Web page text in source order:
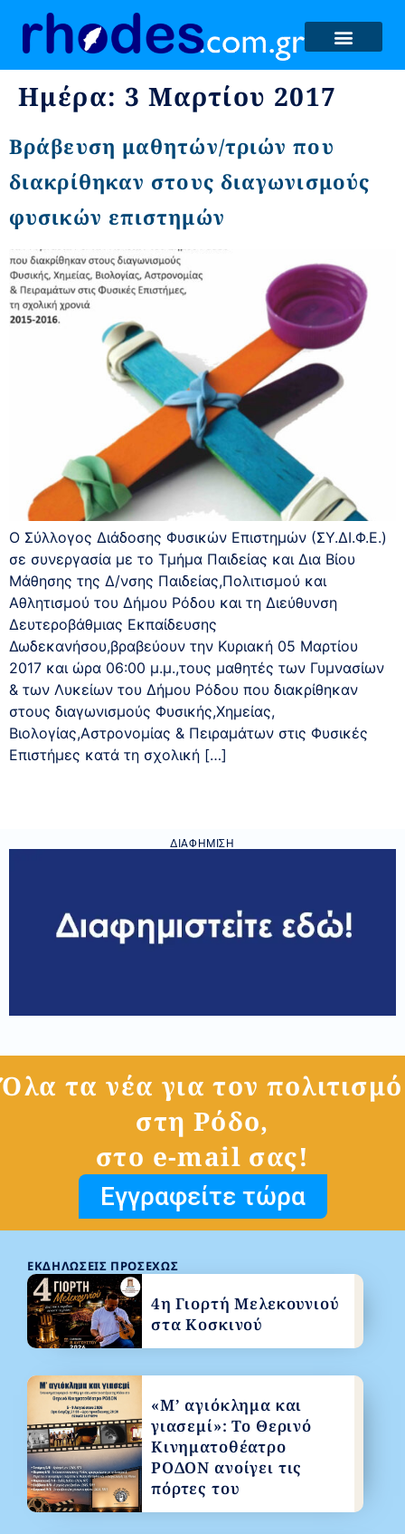
Ημέρα: 3 Μαρτίου 2017
Βράβευση μαθητών/τριών που
διακρίθηκαν στους διαγωνισμούς
φυσικών επιστημών
O Σύλλογος Διάδοσης Φυσικών Επιστημών (ΣΥ.ΔΙ.Φ.Ε.)
σε συνεργασία με το Τμήμα Παιδείας και Δια Βίου
Μάθησης της Δ/νσης Παιδείας,Πολιτισμού και
Αθλητισμού του Δήμου Ρόδου και τη Διεύθυνση
Δευτεροβάθμιας Εκπαίδευσης
Δωδεκανήσου,βραβεύουν την Κυριακή 05 Μαρτίου
2017 και ώρα 06:00 μ.μ.,τους μαθητές των Γυμνασίων
& των Λυκείων του Δήμου Ρόδου που διακρίθηκαν
στους διαγωνισμούς Φυσικής,Χημείας,
Βιολογίας,Αστρονομίας & Πειραμάτων στις Φυσικές
Επιστήμες κατά τη σχολική […]
ΔΙΑΦΉΜΙΣΗ
Όλα τα νέα για τον πολιτισμό
στη Ρόδο,
στο e-mail σας!
Εγγραφείτε τώρα
ΕΚΔΗΛΏΣΕΙΣ ΠΡΟΣΕΧΏΣ
4η Γιορτή Μελεκουνιού
στα Κοσκινού
«Μ’ αγιόκλημα και
γιασεμί»: Το Θερινό
Κινηματοθέατρο
ΡΟΔΟΝ ανοίγει τις
πόρτες του